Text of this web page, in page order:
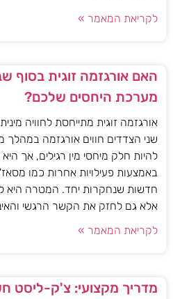
לקריאת המאמר »
האם אורגזמה זוגית בסוף
מערכת היחסים שלכם?
אורגזמה זוגית מתייחסת לחוויה
שני הצדדים חווים אורגזמה במהלך
להיות חלק מיחסי מין רגילים, אך
באמצעות פעילויות אחרות כמו
חדשות שנחקרות יחד. המטרה היא
אלא גם לחזק את הקשר הרגשי
לקריאת המאמר »
מדריך מקצועי: צ'ק-ליסט